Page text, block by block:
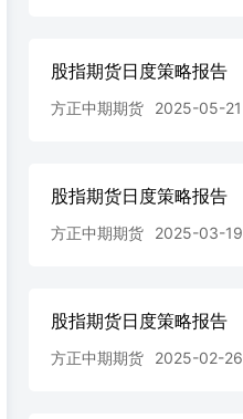
股指期货日度策略报告
方正中期期货 2025-05-21
股指期货日度策略报告
方正中期期货 2025-03-19
股指期货日度策略报告
方正中期期货 2025-02-26